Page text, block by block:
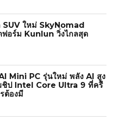
SUV ใหม่ SkyNomad
อร์ม Kunlun วิ่งไกลสุด
Mini PC รุ่นใหม่ พลัง AI สูง
ชิป Intel Core Ultra 9 ที่ครี
ต้องมี